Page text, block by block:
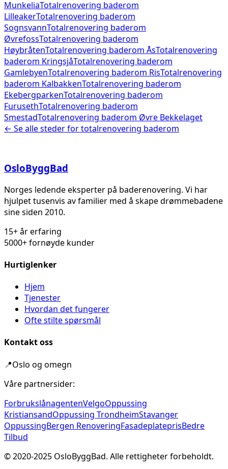
MunkeliaTotalrenovering baderom
LilleakerTotalrenovering baderom
SognsvannTotalrenovering baderom
ØvrefossTotalrenovering baderom
HøybråtenTotalrenovering baderom ÅsTotalrenovering
baderom KringsjåTotalrenovering baderom
GamlebyenTotalrenovering baderom RisTotalrenovering
baderom KalbakkenTotalrenovering baderom
EkebergparkenTotalrenovering baderom
FurusethTotalrenovering baderom
SmestadTotalrenovering baderom Øvre Bekkelaget
← Se alle steder fortotalrenovering baderom
OsloByggBad
Norges ledende eksperter på baderenovering. Vi har
hjulpet tusenvis av familier med å skape drømmebadene
sine siden 2010.
15+ år erfaring
5000+ fornøyde kunder
Hurtiglenker
Hjem
Tjenester
Hvordan det fungerer
Ofte stilte spørsmål
Kontakt oss
📍Oslo og omegn
Våre partnersider:
ForbrukslånagentenVelgoOppussing
KristiansandOppussing TrondheimStavanger
OppussingBergen RenoveringFasadeplateprisBedre
Tilbud
© 2020-2025 OsloByggBad. Alle rettigheter forbeholdt.